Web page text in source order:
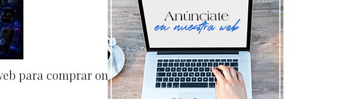
para comprar online